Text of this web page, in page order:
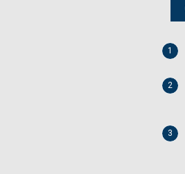
1
2
3